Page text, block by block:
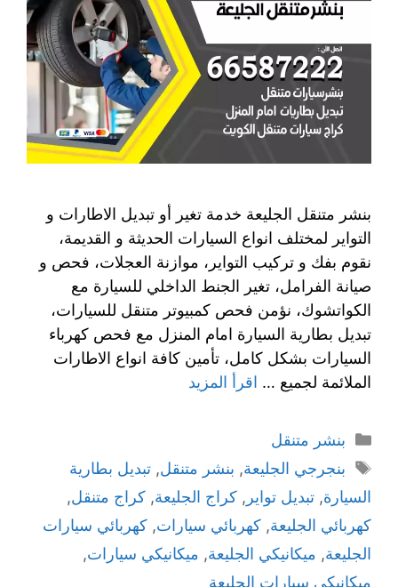
بنشر متنقل الجليعة خدمة تغير أو تبديل الاطارات و
التواير لمختلف انواع السيارات الحديثة و القديمة،
نقوم بفك و تركيب التواير، موازنة العجلات، فحص و
صيانة الفرامل، تغير الجنط الداخلي للسيارة مع
الكواتشوك، نؤمن فحص كمبيوتر متنقل للسيارات،
تبديل بطارية السيارة امام المنزل مع فحص كهرباء
السيارات بشكل كامل، تأمين كافة انواع الاطارات
الملائمة لجميع … اقرأ المزيد
بنشر متنقل
بنجرجي الجليعة, بنشر متنقل, تبديل بطارية
السيارة, تبديل تواير , كراج الجليعة, كراج متنقل,
كهربائي الجليعة, كهربائي سيارات, كهربائي سيارات
الجليعة, ميكانيكي الجليعة, ميكانيكي سيارات,
ميكانيكي سيارات الجليعة